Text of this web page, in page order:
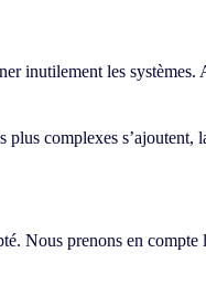
inutilement les
plus complexes
Nous prenons en